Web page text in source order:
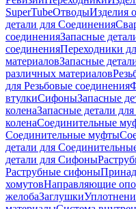
SuperTubeОтводыИзделия
детали для Соединения
соединенияЗапасные
соединенияПереходники
материаловЗапасные
различных материалов
для Резьбовые соединения
втулкиСифоныЗапасные
коленаЗапасные детали
коленаСоединительные
Соединительные муфты
детали для
детали для Сифоны
Раструбные сифоны
хомутовНаправляющие
желобаЗаглушки